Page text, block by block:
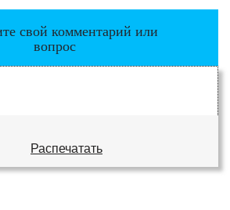
свой комментарий или
вопрос
Распечатать